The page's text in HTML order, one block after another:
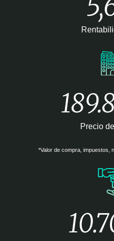
Precio
*Valor de compra, impuestos,